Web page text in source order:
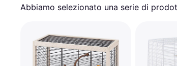
Abbiamo selezionato una serie di